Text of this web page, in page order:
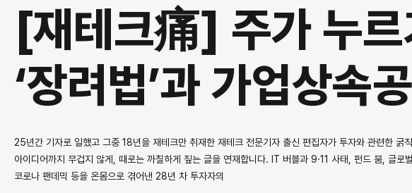
[재테크痛] 주가 누르
‘장려법’과 가업상속공
25년간 기자로 일했고 그중 18년을 재테크만 취재한 재테크 전문기자 출신 편집자가 투자와 관련한 굵
아이디어까지 무겁지 않게, 때로는 까칠하게 짚는 글을 연재합니다. IT 버블과 9·11 사태, 펀드 붐, 글로
코로나 팬데믹 등을 온몸으로 겪어낸 28년 차 투자자의